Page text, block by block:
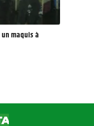
maquis à